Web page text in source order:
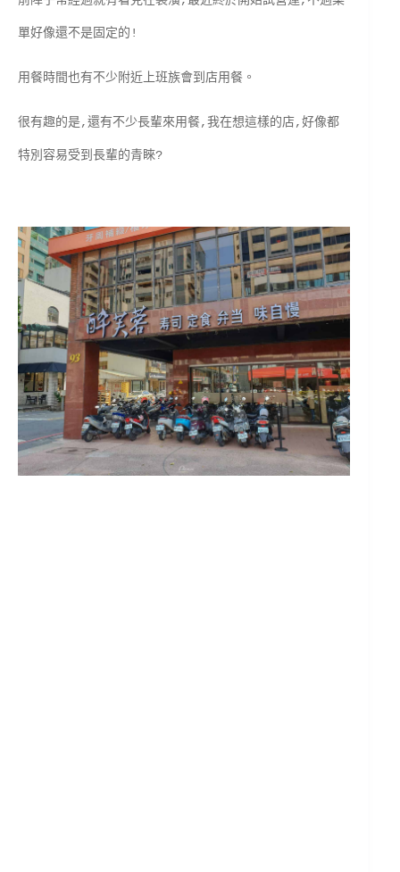
單好像還不是固定的!
用餐時間也有不少附近上班族會到店用餐。
很有趣的是,還有不少長輩來用餐,我在想這樣的店,好像都
特別容易受到長輩的青睞?